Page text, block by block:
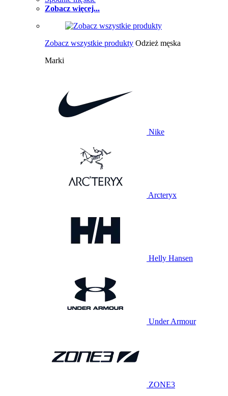
Zobacz więcej...
Zobacz wszystkie produkty Odzież męska
Marki
Nike
Arcteryx
Helly Hansen
Under Armour
ZONE3